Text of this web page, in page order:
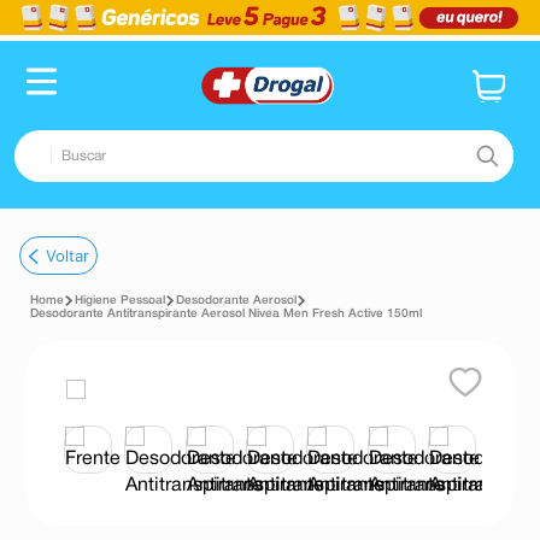
Buscar
1º fralda
2º dipirona
tadalafila
minoxidil
desodorante
Voltar
Higiene Pessoal
Desodorante Aerosol
Desodorante Antitranspirante Aerosol Nivea Men Fresh Active 150ml